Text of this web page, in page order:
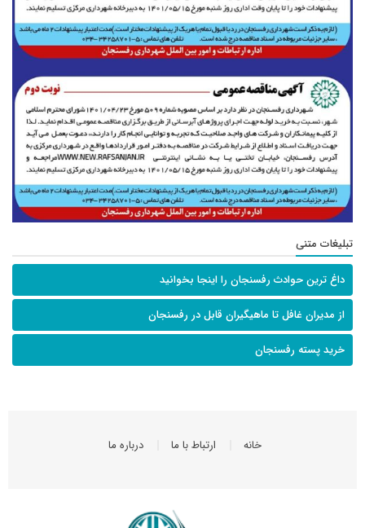
تبلیغات متنی
داغ ترین حوادث رفسنجان را اینجا بخوانید
از مدیران غافل تا ماهیگیران قابل در رفسنجان
خرید پسته رفسنجان
خانه ارتباط با ما درباره ما